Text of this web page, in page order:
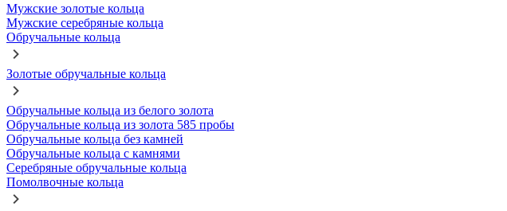
Мужские золотые кольца
Мужские серебряные кольца
Обручальные кольца
Золотые обручальные кольца
Обручальные кольца из белого золота
Обручальные кольца из золота 585 пробы
Обручальные кольца без камней
Обручальные кольца с камнями
Серебряные обручальные кольца
Помолвочные кольца